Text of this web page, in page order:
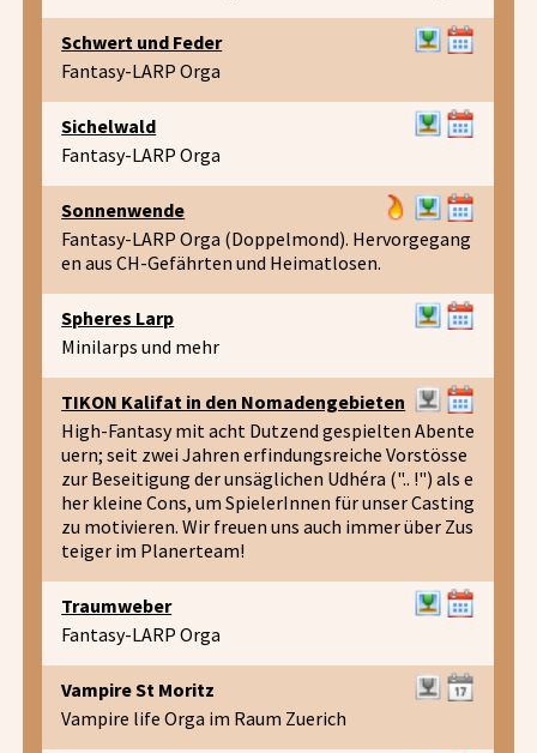
Schwert und Feder
Fantasy-LARP Orga
Sichelwald
Fantasy-LARP Orga
Sonnenwende
Fantasy-LARP Orga (Doppelmond). Hervorgegang
en aus CH-Gefährten und Heimatlosen.
Spheres Larp
Minilarps und mehr
TIKON Kalifat in den Nomadengebieten
High-Fantasy mit acht Dutzend gespielten Abente
uern; seit zwei Jahren erfindungsreiche Vorstösse
zur Beseitigung der unsäglichen Udhéra (".. !") als e
her kleine Cons, um SpielerInnen für unser Casting
zu motivieren. Wir freuen uns auch immer über Zus
teiger im Planerteam!
Traumweber
Fantasy-LARP Orga
Vampire St Moritz
Vampire life Orga im Raum Zuerich